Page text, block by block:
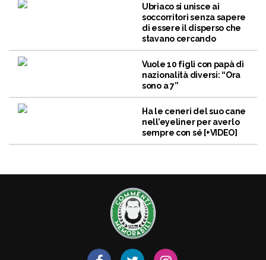
Ubriaco si unisce ai
soccorritori senza sapere
di essere il disperso che
stavano cercando
Vuole 10 figli con papà di
nazionalità diversi: “Ora
sono a 7”
Ha le ceneri del suo cane
nell’eyeliner per averlo
sempre con sé [+VIDEO]